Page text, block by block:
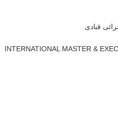
قنادی
INTERNATIONAL MASTER &